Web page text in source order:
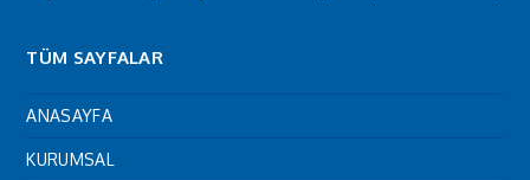
TÜM SAYFALAR
ANASAYFA
KURUMSAL